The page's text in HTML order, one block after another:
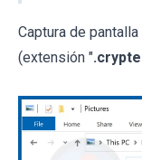
Captura de
(extensión "